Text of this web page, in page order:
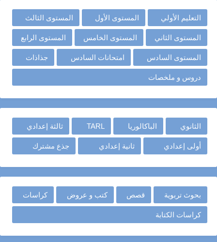
التعليم الأولي المستوى الأول المستوى الثالث
المستوى الثاني المستوى الخامس المستوى الرابع
المستوى السادس امتحانات السادس جذاذات
دروس و ملخصات
الثانوي الباكالوريا TARL ثالثة إعدادي
أولى إعدادي ثانية إعدادي جذع مشترك
بحوث تربوية قصص كتب و عروض كراسات
كراسات الكتابة